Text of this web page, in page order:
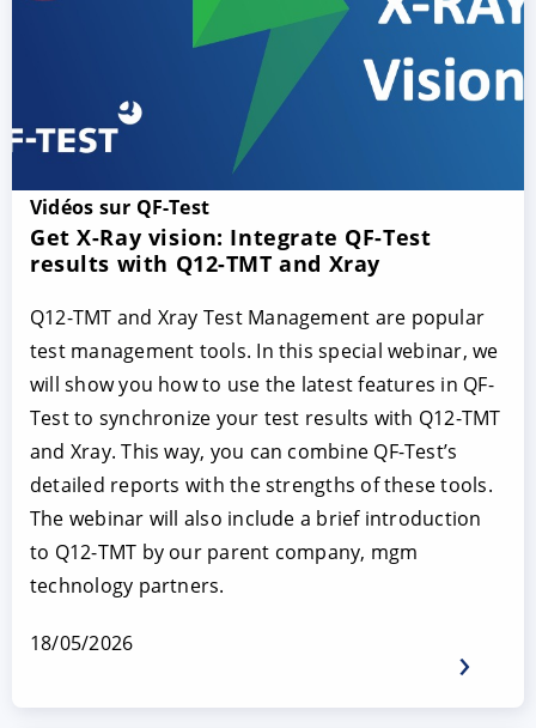
Vidéos sur QF-Test
Get X-Ray vision: Integrate QF-Test
results with Q12-TMT and Xray
Q12-TMT and Xray Test Management are popular
test management tools. In this special webinar, we
will show you how to use the latest features in QF-
Test to synchronize your test results with Q12-TMT
and Xray. This way, you can combine QF-Test’s
detailed reports with the strengths of these tools.
The webinar will also include a brief introduction
to Q12-TMT by our parent company, mgm
technology partners.
18/05/2026